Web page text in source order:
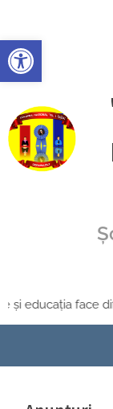
Deschide bara de unelte
content
și educația face